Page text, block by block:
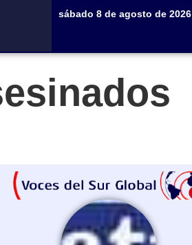
sábado 8 de agosto de 2026